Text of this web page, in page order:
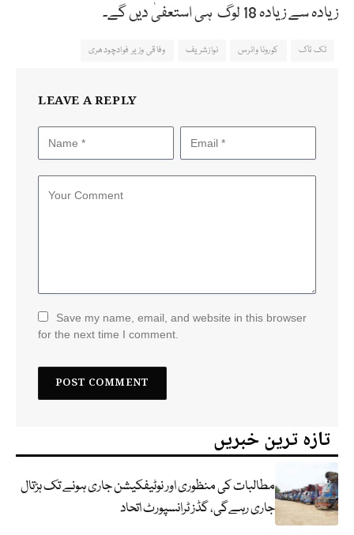
زیادہ سے زیادہ 18 لوگ ہی استعفیٰ دیں گے۔
ٹک ٹاک کورونا وائرس نوازشریف وفاقی وزیر فوادچودھری
LEAVE A REPLY
Save my name, email, and website in this browser
for the next time I comment.
تازہ ترین خبریں
مطالبات کی منظوری اور نوٹیفکیشن جاری ہونے تک ہڑتال
جاری رہےگی، گڈز ٹرانسپورٹ اتحاد